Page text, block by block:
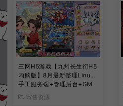
三网H5游戏【九州长生衍H5
内购版】8月最新整理Linux
手工服务端+管理后台+GM
授权后台+简易安卓客户端
+详细搭建教程+视频教程
寄售资源